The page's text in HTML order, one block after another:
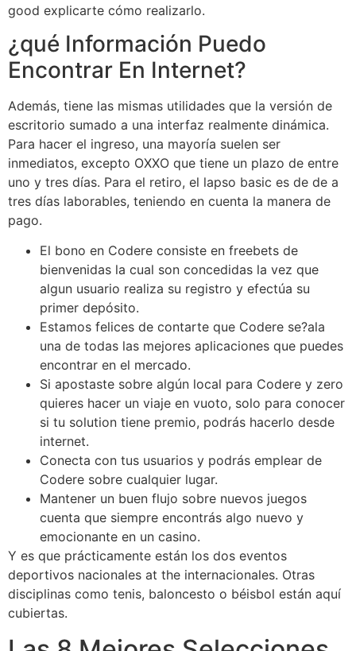
good explicarte cómo realizarlo.
¿qué Información Puedo
Encontrar En Internet?
Además, tiene las mismas utilidades que la versión de
escritorio sumado a una interfaz realmente dinámica.
Para hacer el ingreso, una mayoría suelen ser
inmediatos, excepto OXXO que tiene un plazo de entre
uno y tres días. Para el retiro, el lapso basic es de de a
tres días laborables, teniendo en cuenta la manera de
pago.
El bono en Codere consiste en freebets de
bienvenidas la cual son concedidas la vez que
algun usuario realiza su registro y efectúa su
primer depósito.
Estamos felices de contarte que Codere se?ala
una de todas las mejores aplicaciones que puedes
encontrar en el mercado.
Si apostaste sobre algún local para Codere y zero
quieres hacer un viaje en vuoto, solo para conocer
si tu solution tiene premio, podrás hacerlo desde
internet.
Conecta con tus usuarios y podrás emplear de
Codere sobre cualquier lugar.
Mantener un buen flujo sobre nuevos juegos
cuenta que siempre encontrás algo nuevo y
emocionante en un casino.
Y es que prácticamente están los dos eventos
deportivos nacionales at the internacionales. Otras
disciplinas como tenis, baloncesto o béisbol están aquí
cubiertas.